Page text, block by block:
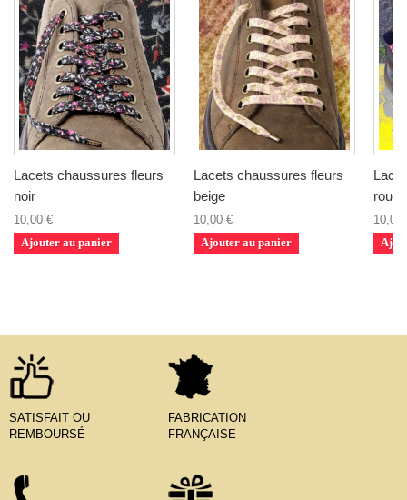
Lacets chaussures fleurs
noir
10,00 €
Ajouter au panier
Lacets chaussures fleurs
beige
10,00 €
Ajouter au panier
rouge
10,00
SATISFAIT OU
REMBOURSÉ
FABRICATION
FRANÇAISE